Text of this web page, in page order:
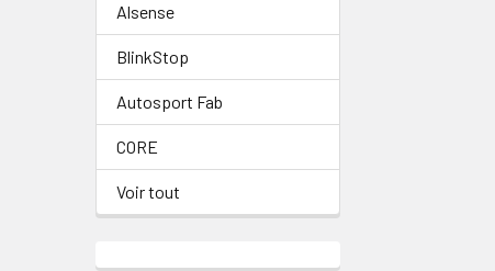
Alsense
BlinkStop
Autosport Fab
CORE
Voir tout